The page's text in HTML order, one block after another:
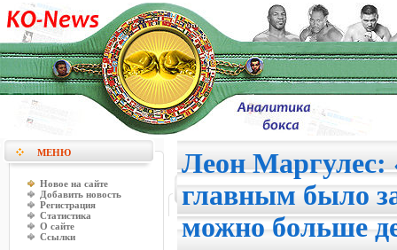
МЕНЮ
Новое на сайте
Добавить новость
Регистрация
Статистика
О сайте
Ссылки
Леон Маргулес:
главным было
можно больше